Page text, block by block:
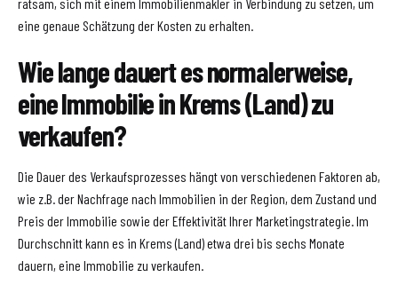
eine genaue Schätzung der Kosten zu erhalten.
Wie lange dauert es normalerweise,
eine Immobilie in Krems (Land) zu
verkaufen?
Die Dauer des Verkaufsprozesses hängt von verschiedenen Faktoren ab,
wie z.B. der Nachfrage nach Immobilien in der Region, dem Zustand und
Preis der Immobilie sowie der Effektivität Ihrer Marketingstrategie. Im
Durchschnitt kann es in Krems (Land) etwa drei bis sechs Monate
dauern, eine Immobilie zu verkaufen.